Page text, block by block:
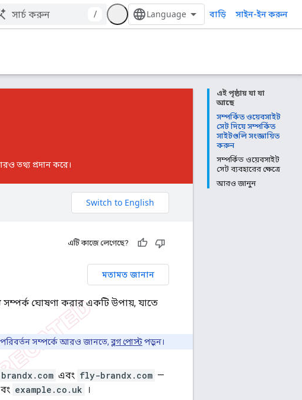
/ বাড়ি সাইন-ইন করুন
এই পৃষ্ঠায় যা যা
আছে
সম্পর্কিত ওয়েবসাইট
সেট দিয়ে সম্পর্কিত
সাইটগুলি সংজ্ঞায়িত
করুন
সম্পর্কিত ওয়েবসাইট
সেট ব্যবহারের ক্ষেত্রে
আরও জানুন
তথ্য প্রদান করে।
এটি কাজে লেগেছে?
মতামত জানান
ঘোষণা করার একটি উপায়, যাতে
পরিবর্তন সম্পর্কে আরও জানতে,ব্লগ পোস্টপড়ুন।
brandx.com এবং fly-brandx.com —
example.co.uk ।